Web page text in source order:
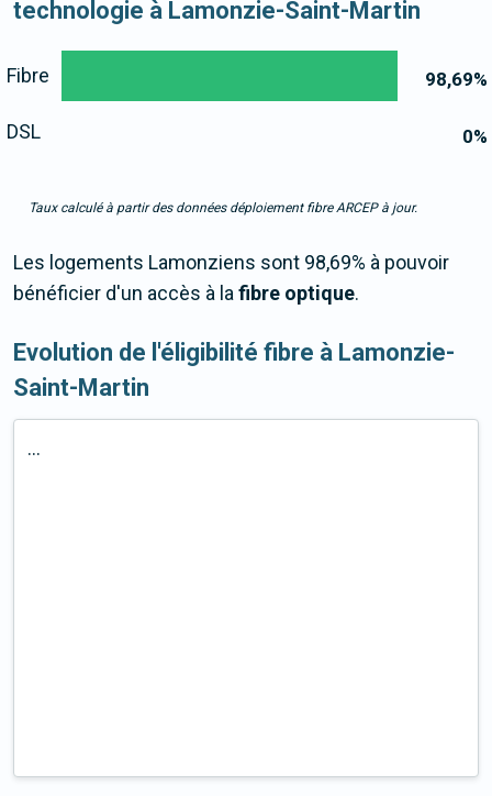
technologie à Lamonzie-Saint-Martin
98,69%
0%
Fibre
DSL
Taux calculé à partir des données déploiement fibre ARCEP à jour.
Les logements Lamonziens sont 98,69% à pouvoir
bénéficier d'un accès à lafibre optique.
Evolution de l'éligibilité fibre à Lamonzie-
Saint-Martin
...